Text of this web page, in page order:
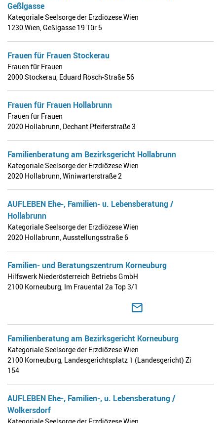
Geßlgasse
Kategoriale Seelsorge der Erzdiözese Wien
1230 Wien,Geßlgasse 19 Tür 5
Frauen für Frauen Stockerau
Frauen für Frauen
2000 Stockerau, Eduard Rösch-Straße 56
Frauen für Frauen Hollabrunn
Frauen für Frauen
2020 Hollabrunn, Dechant Pfeiferstraße 3
Familienberatung am Bezirksgericht Hollabrunn
Kategoriale Seelsorge der Erzdiözese Wien
2020 Hollabrunn,Winiwarterstraße 2
AUFLEBEN Ehe-, Familien- u. Lebensberatung /
Hollabrunn
Kategoriale Seelsorge der Erzdiözese Wien
2020 Hollabrunn,Ausstellungsstraße 6
Familien- und Beratungszentrum Korneuburg
Hilfswerk Niederösterreich Betriebs GmbH
2100 Korneuburg, Im Frauental 2a Top 3/1
Familienberatung am Bezirksgericht Korneuburg
Kategoriale Seelsorge der Erzdiözese Wien
2100 Korneuburg, Landesgerichtsplatz 1 (Landesgericht) Zi
154
AUFLEBEN Ehe-, Familien-, u. Lebensberatung /
Wolkersdorf